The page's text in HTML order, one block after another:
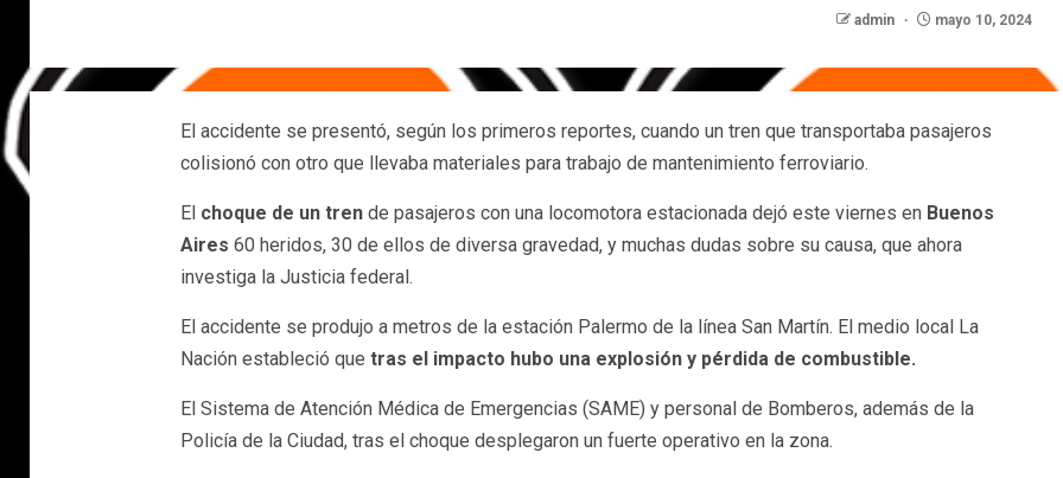
admin mayo 10, 2024
El accidente se presentó, según los primeros reportes, cuando un tren que transportaba pasajeros
colisionó con otro que llevaba materiales para trabajo de mantenimiento ferroviario.
El choque de un trende pasajeros con una locomotora estacionada dejó este viernes en Buenos
Aires 60 heridos, 30 de ellos de diversa gravedad, y muchas dudas sobre su causa, que ahora
investiga la Justicia federal.
El accidente se produjo a metros de la estación Palermo de la línea San Martín. El medio local La
Nación estableció que tras el impacto hubo una explosión y pérdida de combustible.
El Sistema de Atención Médica de Emergencias (SAME) y personal de Bomberos, además de la
Policía de la Ciudad, tras el choque desplegaron un fuerte operativo en la zona.